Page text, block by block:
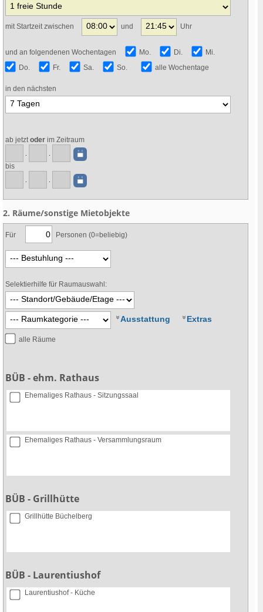
mit Startzeit zwischen und Uhr
und an folgendenen Wochentagen Mo. Di.
Mi.
Do.
Fr. Sa. So. alle Wochentage
in den nächsten
ab jetztoder im Zeitraum
bis
2. Räume/sonstige Mietobjekte
Für Personen (0=beliebig)
Selektierhilfe für Raumauswahl:
Ausstattung Extras
alle Räume
BÜB - ehm. Rathaus
Ehemaliges Rathaus - Sitzungssaal
Ehemaliges Rathaus - Versammlungsraum
BÜB - Grillhütte
Grillhütte Büchelberg
BÜB - Laurentiushof
Laurentiushof - Küche